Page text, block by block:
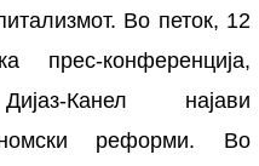
Во петок, 12
прес-конференција,
Канел најави
реформи. Во